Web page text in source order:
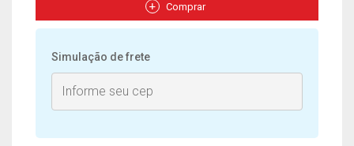
DA
COBRE
MACIÇO
QUANTIDADE
Comprar
Simulação de frete